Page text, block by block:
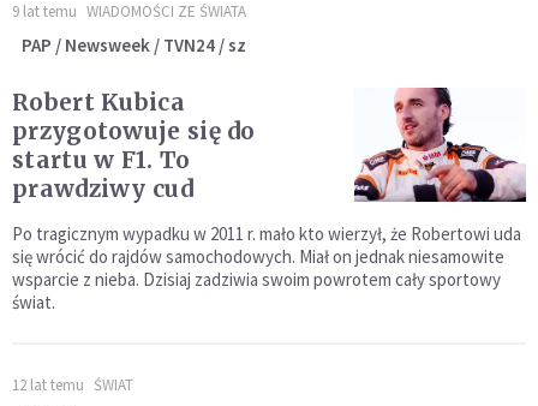
9 lat temu WIADOMOŚCI ZE ŚWIATA
PAP / Newsweek / TVN24 / sz
Robert Kubica
przygotowuje się do
startu w F1. To
prawdziwy cud
Po tragicznym wypadku w 2011 r. mało kto wierzył, że Robertowi uda
się wrócić do rajdów samochodowych. Miał on jednak niesamowite
wsparcie z nieba. Dzisiaj zadziwia swoim powrotem cały sportowy
świat.
12 lat temu ŚWIAT